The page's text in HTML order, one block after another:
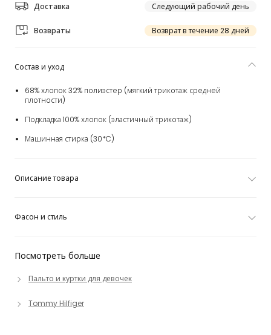
Доставка Следующий рабочий день
Возвраты Возврат в течение 28 дней
Посмотреть больше
Пальто и куртки для девочек
Tommy Hilfiger
Состав и уход
68% хлопок 32% полиэстер (мягкий трикотаж средней
плотности)
Подкладка 100% хлопок (эластичный трикотаж)
Машинная стирка (30*C)
Описание товара
Фасон и стиль